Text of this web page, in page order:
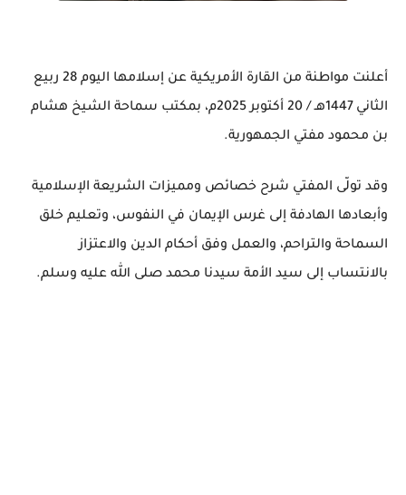
أعلنت مواطنة من القارة الأمريكية عن إسلامها اليوم 28 ربيع
الثاني 1447هـ / 20 أكتوبر 2025م، بمكتب سماحة الشيخ هشام
بن محمود مفتي الجمهورية.
وقد تولّى المفتي شرح خصائص ومميزات الشريعة الإسلامية
وأبعادها الهادفة إلى غرس الإيمان في النفوس، وتعليم خلق
السماحة والتراحم، والعمل وفق أحكام الدين والاعتزاز
بالانتساب إلى سيد الأمة سيدنا محمد صلى الله عليه وسلم.